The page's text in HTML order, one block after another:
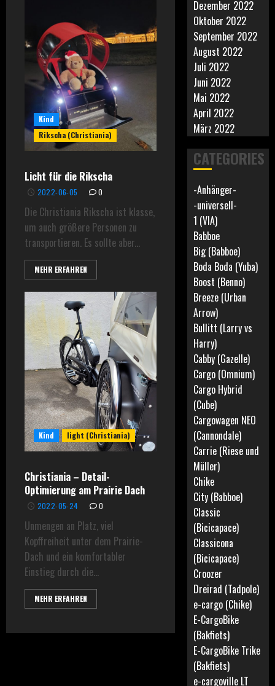
Kind
Rikscha (Christiania)
Licht für die Rikscha
2022-06-05 0
Die Christiania Rikscha ist klasse,
um auch größere Personen zu
transportieren. Es sollte aber...
MEHR ERFAHREN
Kind light (Christiania)
Christiania – Detail-
Optimierung am Prairie Dach
2022-05-24 0
Unmengen an Platz, viel
Kopffreiheit unter dem Prairie-
Dach und ein komfortabler
Einstieg durch die...
MEHR ERFAHREN
Dezember 2022
Oktober 2022
September 2022
August 2022
Juli 2022
Juni 2022
Mai 2022
April 2022
März 2022
CATEGORIES
-Anhänger-
-universell-
1 (VIA)
Babboe
Big (Babboe)
Boda Boda (Yuba)
Boost (Benno)
Breeze (Urban
Arrow)
Bullitt (Larry vs
Harry)
Cabby (Gazelle)
Cargo (Omnium)
Cargo Hybrid
(Cube)
Cargowagen NEO
(Cannondale)
Carrie (Riese und
Müller)
Chike
City (Babboe)
Classic
(Bicicapace)
Classicona
(Bicicapace)
Croozer
Dreirad (Tadpole)
e-cargo (Chike)
E-CargoBike
(Bakfiets)
E-CargoBike Trike
(Bakfiets)
e-cargoville LT